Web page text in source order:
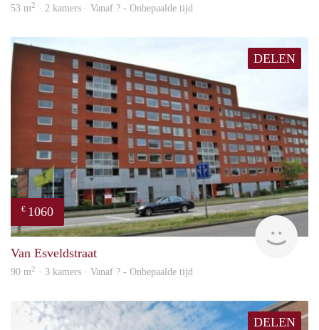
53 m2 · 2 kamers · Vanaf ? - Onbepaalde tijd
DELEN
€ 1060
Van Esveldstraat
90 m2 · 3 kamers · Vanaf ? - Onbepaalde tijd
DELEN